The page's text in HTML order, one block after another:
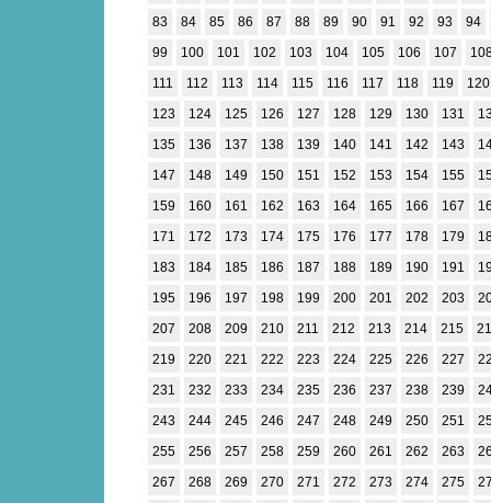
83
84 85 86 87 88 89 90 91 92 93
94
99
100 101 102 103 104 105 106 107
111
112 113 114 115 116 117 118 119
120
123
124 125 126 127 128 129 130 131
135
136 137 138 139 140 141 142 143
147
148 149 150 151 152 153 154 155
159
160 161 162 163 164 165 166 167
171
172 173 174 175 176 177 178 179
183
184 185 186 187 188 189 190 191
195
196 197 198 199 200 201 202 203
207
208 209 210 211 212 213 214 215
219
220 221 222 223 224 225 226 227
231
232 233 234 235 236 237 238 239
243
244 245 246 247 248 249 250 251
255
256 257 258 259 260 261 262 263
267
268 269 270 271 272 273 274 275